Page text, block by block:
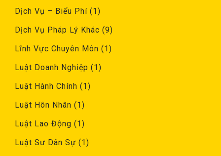
Dịch Vụ – Biểu Phí (1)
Dịch Vụ Pháp Lý Khác (9)
Lĩnh Vực Chuyên Môn (1)
Luật Doanh Nghiệp (1)
Luật Hành Chính (1)
Luật Hôn Nhân (1)
Luật Lao Động (1)
Luật Sư Dân Sự (1)